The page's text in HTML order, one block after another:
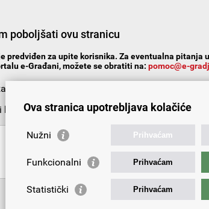
poboljšati ovu stranicu
predviđen za upite korisnika. Za eventualna pitanja
e-Građani, možete se obratiti na: pomoc@e-
koristan?
komentar:
Ova stranica upotrebljava kolačiće
Nužni Prihvaćam
Funkcionalni Prihvaćam
Statistički Prihvaćam